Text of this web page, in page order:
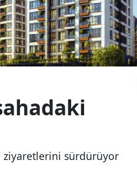
ziyaretlerini sürdürüyor